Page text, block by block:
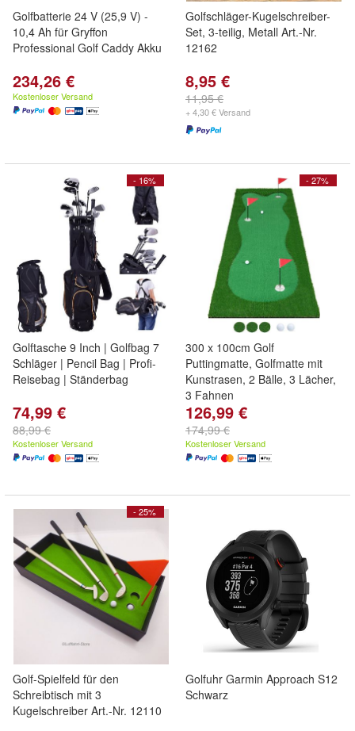
Golfbatterie 24 V (25,9 V) -
10,4 Ah für Gryffon
Professional Golf Caddy Akku
234,26 €
Kostenloser Versand
Golfschläger-Kugelschreiber-
Set, 3-teilig, Metall Art.-Nr.
12162
8,95 €
11,95 €
+ 4,30 € Versand
- 16%
Golftasche 9 Inch | Golfbag 7
Schläger | Pencil Bag | Profi-
Reisebag | Ständerbag
74,99 €
88,99 €
Kostenloser Versand
- 27%
300 x 100cm Golf
Puttingmatte, Golfmatte mit
Kunstrasen, 2 Bälle, 3 Lächer,
3 Fahnen
126,99 €
174,99 €
Kostenloser Versand
- 25%
Golf-Spielfeld für den
Schreibtisch mit 3
Kugelschreiber Art.-Nr. 12110
Golfuhr Garmin Approach S12
Schwarz